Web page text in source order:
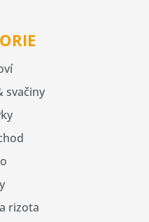
svačiny
rizota